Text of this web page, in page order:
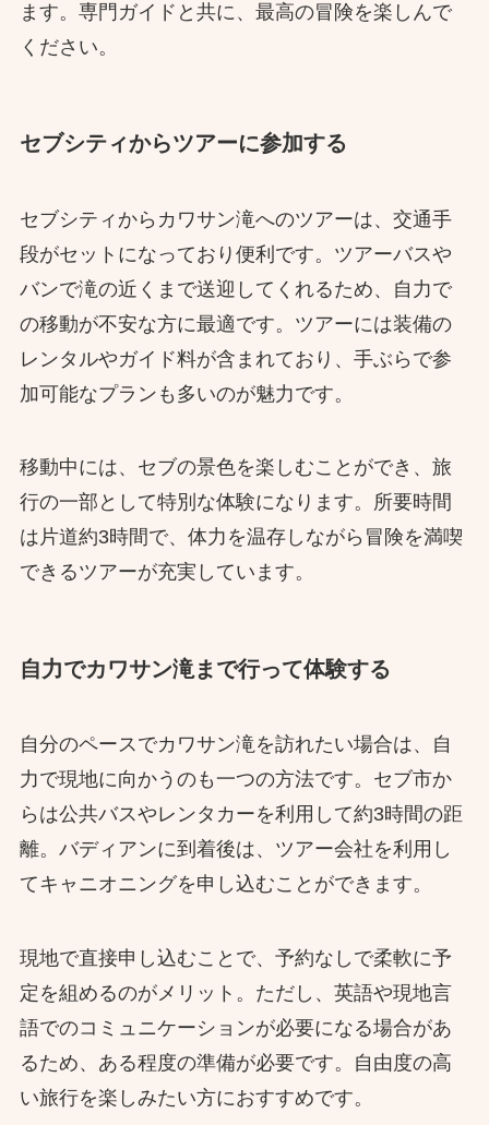
ます。専門ガイドと共に、最高の冒険を楽しんで
ください。
セブシティからツアーに参加する
セブシティからカワサン滝へのツアーは、交通手
段がセットになっており便利です。ツアーバスや
バンで滝の近くまで送迎してくれるため、自力で
の移動が不安な方に最適です。ツアーには装備の
レンタルやガイド料が含まれており、手ぶらで参
加可能なプランも多いのが魅力です。
移動中には、セブの景色を楽しむことができ、旅
行の一部として特別な体験になります。所要時間
は片道約3時間で、体力を温存しながら冒険を満喫
できるツアーが充実しています。
自力でカワサン滝まで行って体験する
自分のペースでカワサン滝を訪れたい場合は、自
力で現地に向かうのも一つの方法です。セブ市か
らは公共バスやレンタカーを利用して約3時間の距
離。バディアンに到着後は、ツアー会社を利用し
てキャニオニングを申し込むことができます。
現地で直接申し込むことで、予約なしで柔軟に予
定を組めるのがメリット。ただし、英語や現地言
語でのコミュニケーションが必要になる場合があ
るため、ある程度の準備が必要です。自由度の高
い旅行を楽しみたい方におすすめです。